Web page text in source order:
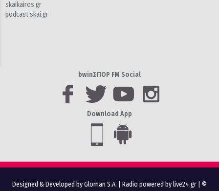
skaikairos.gr
podcast.skai.gr
bwinΣΠΟΡ FM Social
Download App
Designed & Developed by Gloman S.A. Radio powered by live24.gr | ©